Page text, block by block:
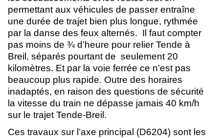
permettant aux véhicules de passer entraîne
une durée de trajet bien plus longue, rythmée
par la danse des feux alternés.  Il faut compter
pas moins de ¾ d’heure pour relier Tende à
Breil, séparés pourtant de  seulement 20
kilomètres. Et par la voie ferrée ce n’est pas
beaucoup plus rapide. Outre des horaires
inadaptés, en raison des questions de sécurité
la vitesse du train ne dépasse jamais 40 km/h
sur le trajet Tende-Breil.
Ces travaux sur l’axe principal (D6204) sont les